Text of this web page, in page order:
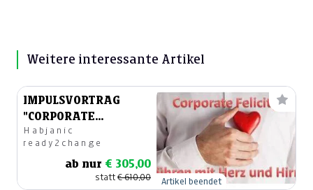
Weitere interessante Artikel
IMPULSVORTRAG
"CORPORATE
FELICITY"
Habjanic
ready2change
ab nur € 305,00
statt€ 610,00 Artikel beendet